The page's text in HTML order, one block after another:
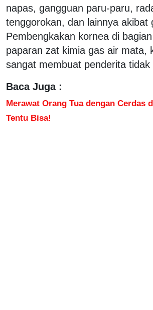
napas, gangguan paru-paru,
tenggorokan, dan lainnya akibat
Pembengkakan kornea di
paparan zat kimia gas air mata,
sangat membuat penderita tidak
Baca Juga :
Merawat Orang Tua dengan Cerdas
Tentu Bisa!